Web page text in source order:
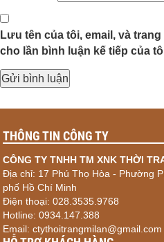
Lưu tên của tôi, email, và
cho lần bình luận kế tiếp của
THÔNG TIN CÔNG TY
CÔNG TY TNHH TM XNK THỜI
Địa chỉ: 17 Phú Thọ Hòa - Phường
phố Hồ Chí Minh
Điện thoại: 028.3535.9768
Hotline: 0934.147.388
Email: ctythoitrangmilan@gmail.com